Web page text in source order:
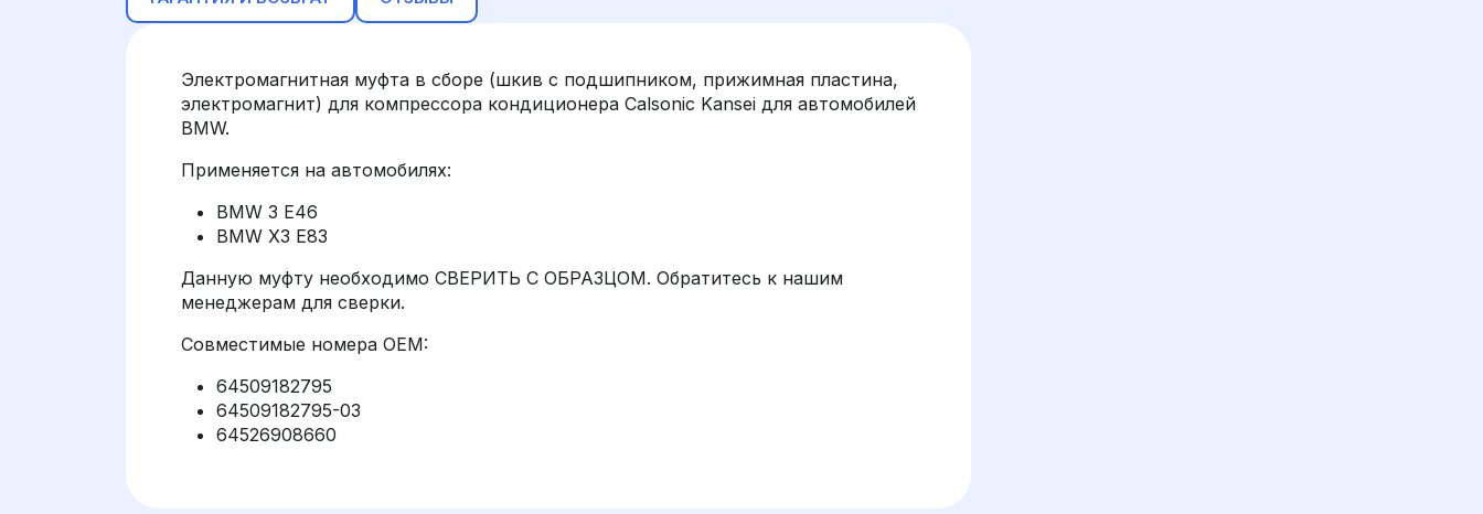
Электромагнитная муфта в сборе (шкив с подшипником, прижимная пластина,
электромагнит) для компрессора кондиционера Calsonic Kansei для автомобилей
BMW.
Применяется на автомобилях:
BMW 3 E46
BMW X3 E83
Данную муфту необходимо СВЕРИТЬ С ОБРАЗЦОМ. Обратитесь к нашим
менеджерам для сверки.
Совместимые номера OEM:
64509182795
64509182795-03
64526908660